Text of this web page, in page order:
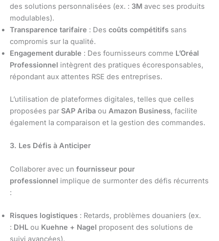
des solutions personnalisées (ex. : 3M avec ses produits
modulables).
Transparence tarifaire : Des coûts compétitifs sans
compromis sur la qualité.
Engagement durable : Des fournisseurs comme L’Oréal
Professionnel intègrent des pratiques écoresponsables,
répondant aux attentes RSE des entreprises.
L’utilisation de plateformes digitales, telles que celles
proposées par SAP Ariba ou Amazon Business, facilite
également la comparaison et la gestion des commandes.
3. Les Défis à Anticiper
Collaborer avec un fournisseur pour
professionnel implique de surmonter des défis récurrents
:
Risques logistiques : Retards, problèmes douaniers (ex.
: DHL ou Kuehne + Nagel proposent des solutions de
suivi avancées).